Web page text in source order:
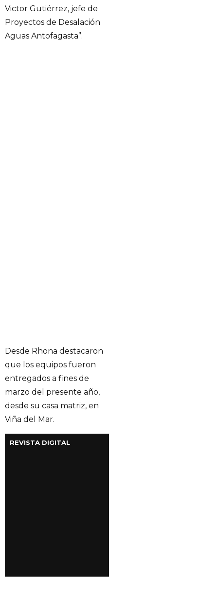
Victor Gutiérrez, jefe de
Proyectos de Desalación
Aguas Antofagasta”.
Desde Rhona destacaron
que los equipos fueron
entregados a fines de
marzo del presente año,
desde su casa matriz, en
Viña del Mar.
REVISTA DIGITAL